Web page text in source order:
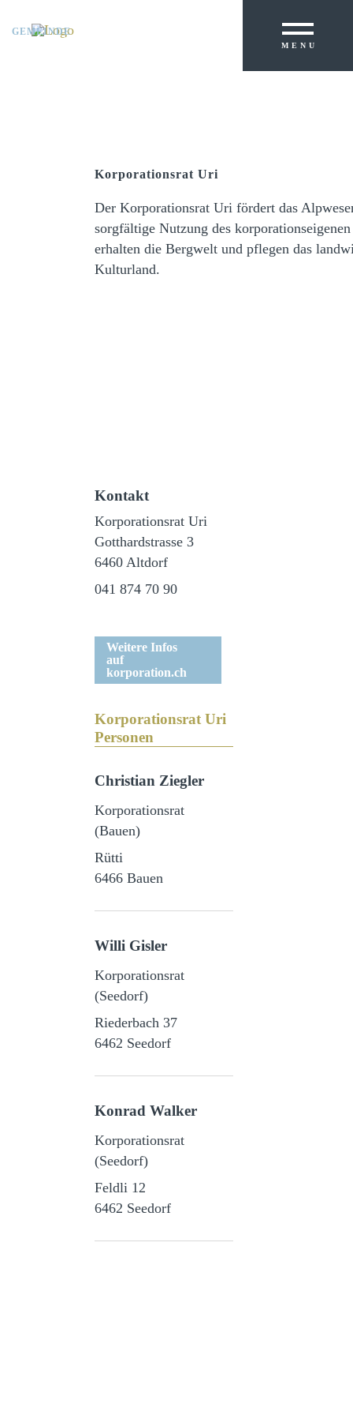
MENU
GEMEINDE
PRIMARSCHULE
Korporationsrat Uri
Der Korporationsrat Uri fördert das
sorgfältige Nutzung des
erhalten die Bergwelt und pflegen das
Kulturland.
Kontakt
Korporationsrat Uri
Gotthardstrasse 3
6460 Altdorf
041 874 70 90
Weitere Infos
auf
korporation.ch
Korporationsrat Uri
Personen
Christian Ziegler
Korporationsrat
(Bauen)
Rütti
6466 Bauen
Willi Gisler
Korporationsrat
(Seedorf)
Riederbach 37
6462 Seedorf
Konrad Walker
Korporationsrat
(Seedorf)
Feldli 12
6462 Seedorf